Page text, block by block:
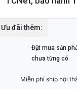
Ưu đãi thêm:
Đặt mua sản
chưa từng có
Miễn phí ship nội